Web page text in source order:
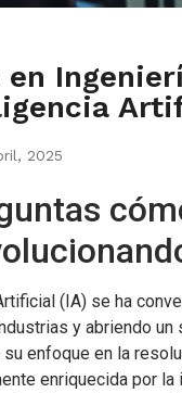
en
2025
(IA) se ha
y abriendo
enfoque en la
enriquecida por